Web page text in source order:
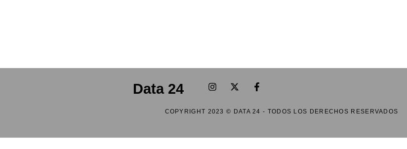
Data 24
COPYRIGHT 2023 © DATA 24 - TODOS LOS DERECHOS RESERVADOS